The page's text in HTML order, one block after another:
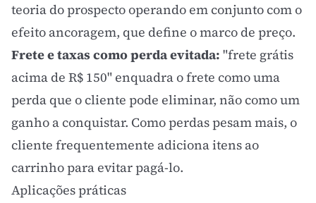
teoria do prospecto operando em conjunto com o
efeito ancoragem, que define o marco de preço.
Frete e taxas como perda evitada: "frete grátis
acima de R$ 150" enquadra o frete como uma
perda que o cliente pode eliminar, não como um
ganho a conquistar. Como perdas pesam mais, o
cliente frequentemente adiciona itens ao
carrinho para evitar pagá-lo.
Aplicações práticas